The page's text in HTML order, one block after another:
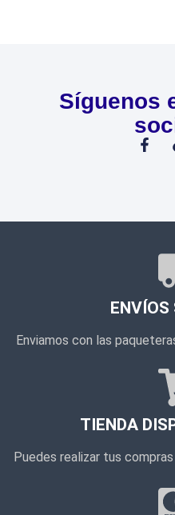
Síguenos
ENVÍOS
Enviamos con las
TIENDA
Puedes realizar tus